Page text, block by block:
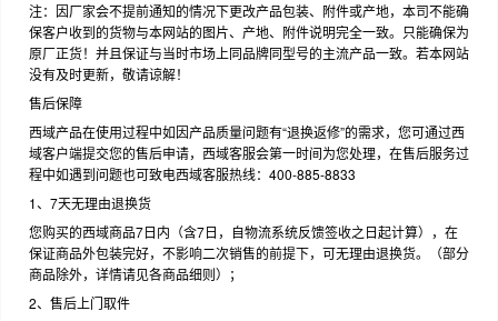
注：因厂家会不提前通知的情况下更改产品包装、附件或产地，本司不能确
保客户收到的货物与本网站的图片、产地、附件说明完全一致。只能确保为
原厂正货！并且保证与当时市场上同品牌同型号的主流产品一致。若本网站
没有及时更新，敬请谅解！
售后保障
西域产品在使用过程中如因产品质量问题有“退换返修”的需求，您可通过西
域客户端提交您的售后申请，西域客服会第一时间为您处理，在售后服务过
程中如遇到问题也可致电西域客服热线：400-885-8833
1、7天无理由退换货
您购买的西域商品7日内（含7日，自物流系统反馈签收之日起计算），在
保证商品外包装完好，不影响二次销售的前提下，可无理由退换货。（部分
商品除外，详情请见各商品细则）；
2、售后上门取件